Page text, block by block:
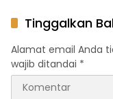
Tinggalkan
Alamat email Anda
wajib ditandai *